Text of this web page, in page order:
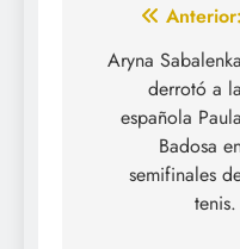
Navegación
de
entradas
Anterior:
Aryna Sabalenka
derrotó a la
española Paula
Badosa
semifinales
tenis.